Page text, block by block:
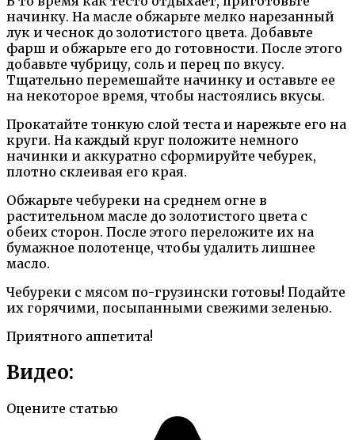
начинку. На масле обжарьте мелко нарезанный
лук и чеснок до золотистого цвета. Добавьте
фарш и обжарьте его до готовности. После этого
добавьте чубрицу, соль и перец по вкусу.
Тщательно перемешайте начинку и оставьте ее
на некоторое время, чтобы настоялись вкусы.
Прокатайте тонкую слой теста и нарежьте его на
круги. На каждый круг положите немного
начинки и аккуратно сформируйте чебурек,
плотно склеивая его края.
Обжарьте чебуреки на среднем огне в
растительном масле до золотистого цвета с
обеих сторон. После этого переложите их на
бумажное полотенце, чтобы удалить лишнее
масло.
Чебуреки с мясом по-грузински готовы! Подайте
их горячими, посыпанными свежими зеленью.
Приятного аппетита!
Видео:
Оцените статью